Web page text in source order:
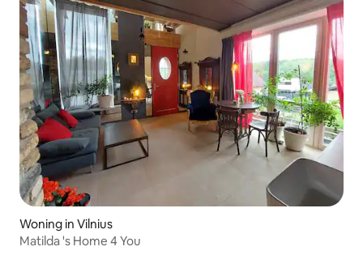
Woning in Vilnius
Matilda 's Home 4 You